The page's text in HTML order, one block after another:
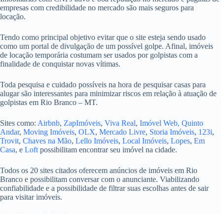
empresas com credibilidade no mercado são mais seguros para
locação.
Tendo como principal objetivo evitar que o site esteja sendo usado
como um portal de divulgação de um possível golpe. Afinal, imóveis
de locação temporária costumam ser usados por golpistas com a
finalidade de conquistar novas vítimas.
Toda pesquisa e cuidado possíveis na hora de pesquisar casas para
alugar são interessantes para minimizar riscos em relação à atuação de
golpistas em Rio Branco – MT.
Sites como: Airbnb, ZapImóveis, Viva Real, Imóvel Web, Quinto
Andar, Moving Imóveis, OLX, Mercado Livre, Storia Imóveis, 123i,
Trovit, Chaves na Mão, Lello Imóveis, Local Imóveis, Lopes, Em
Casa, e Loft possibilitam encontrar seu imóvel na cidade.
Todos os 20 sites citados oferecem anúncios de imóveis em Rio
Branco e possibilitam conversar com o anunciante. Viabilizando
confiabilidade e a possibilidade de filtrar suas escolhas antes de sair
para visitar imóveis.